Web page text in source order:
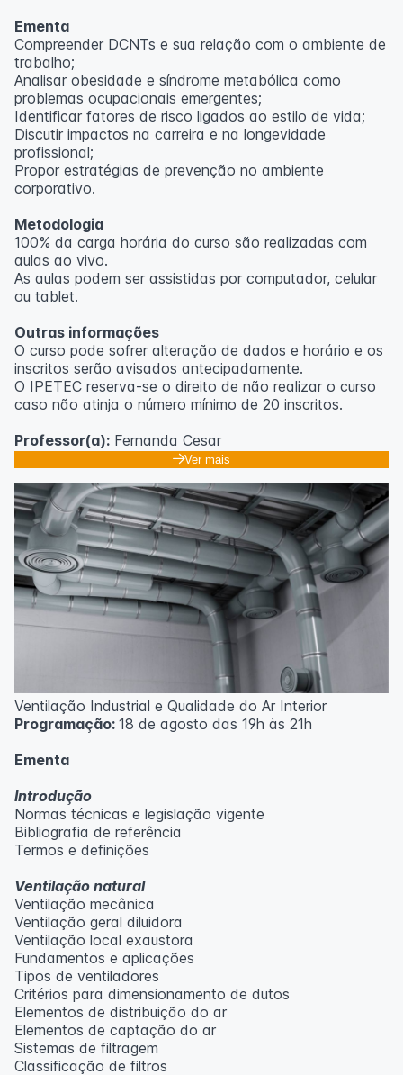
Ementa
Compreender DCNTs e sua relação com o ambiente de
trabalho;
Analisar obesidade e síndrome metabólica como
problemas ocupacionais emergentes;
Identificar fatores de risco ligados ao estilo de vida;
Discutir impactos na carreira e na longevidade
profissional;
Propor estratégias de prevenção no ambiente
corporativo.
Metodologia
100% da carga horária do curso são realizadas com
aulas ao vivo.
As aulas podem ser assistidas por computador, celular
ou tablet.
Outras informações
O curso pode sofrer alteração de dados e horário e os
inscritos serão avisados ​​antecipadamente.
O IPETEC reserva-se o direito de não realizar o curso
caso não atinja o número mínimo de 20 inscritos.
Professor(a): Fernanda Cesar
Ver mais
Ventilação Industrial e Qualidade do Ar Interior
Programação: 18 de agosto das 19h às 21h
Ementa
Introdução
Normas técnicas e legislação vigente
Bibliografia de referência
Termos e definições
Ventilação natural
Ventilação mecânica
Ventilação geral diluidora
Ventilação local exaustora
Fundamentos e aplicações
Tipos de ventiladores
Critérios para dimensionamento de dutos
Elementos de distribuição do ar
Elementos de captação do ar
Sistemas de filtragem
Classificação de filtros